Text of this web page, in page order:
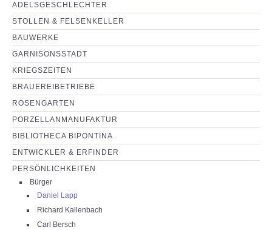
ADELSGESCHLECHTER
STOLLEN & FELSENKELLER
BAUWERKE
GARNISONSSTADT
KRIEGSZEITEN
BRAUEREIBETRIEBE
ROSENGARTEN
PORZELLANMANUFAKTUR
BIBLIOTHECA BIPONTINA
ENTWICKLER & ERFINDER
PERSÖNLICHKEITEN
Bürger
Daniel Lapp
Richard Kallenbach
Carl Bersch